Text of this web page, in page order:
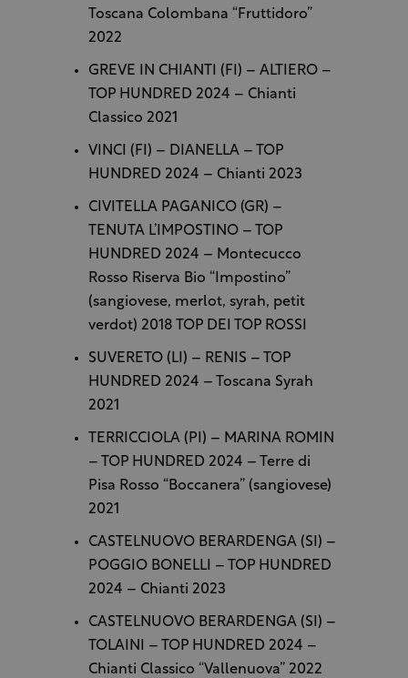
Toscana Colombana “Fruttidoro”
2022
GREVE IN CHIANTI (FI) – ALTIERO –
TOP HUNDRED 2024 – Chianti
Classico 2021
VINCI (FI) – DIANELLA – TOP
HUNDRED 2024 – Chianti 2023
CIVITELLA PAGANICO (GR) –
TENUTA L’IMPOSTINO – TOP
HUNDRED 2024 – Montecucco
Rosso Riserva Bio “Impostino”
(sangiovese, merlot, syrah, petit
verdot) 2018 TOP DEI TOP ROSSI
SUVERETO (LI) – RENIS – TOP
HUNDRED 2024 – Toscana Syrah
2021
TERRICCIOLA (PI) – MARINA ROMIN
– TOP HUNDRED 2024 – Terre di
Pisa Rosso “Boccanera” (sangiovese)
2021
CASTELNUOVO BERARDENGA (SI) –
POGGIO BONELLI – TOP HUNDRED
2024 – Chianti 2023
CASTELNUOVO BERARDENGA (SI) –
TOLAINI – TOP HUNDRED 2024 –
Chianti Classico “Vallenuova” 2022